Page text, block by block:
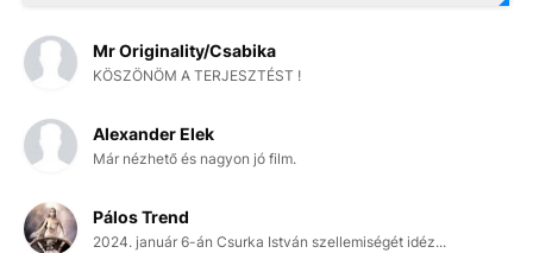
Mr Originality/Csabika
KÖSZÖNÖM A TERJESZTÉST !
Alexander Elek
Már nézhető és nagyon jó film.
Pálos Trend
2024. január 6-án Csurka István szellemiségét idéz...